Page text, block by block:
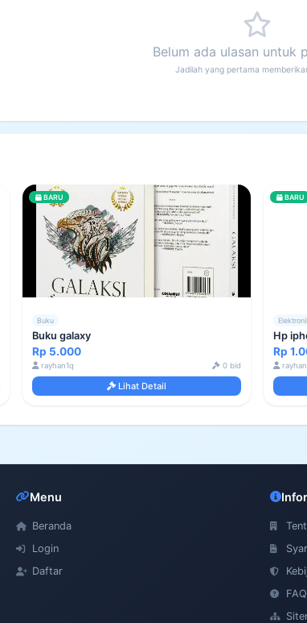
Belum ada ulasan untuk
Jadilah yang pertama
BARU
Buku
Buku galaxy
Rp 5.000
rayhan1q 0 bid
Lihat Detail
BARU
Hp
Rp
Menu
Beranda
Login
Daftar
FAQ